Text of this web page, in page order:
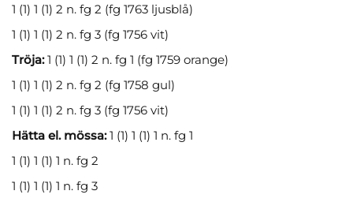
1 (1) 1 (1) 2 n. fg 2 (fg 1763 ljusblå)
1 (1) 1 (1) 2 n. fg 3 (fg 1756 vit)
Tröja:1 (1) 1 (1) 2 n. fg 1 (fg 1759 orange)
1 (1) 1 (1) 2 n. fg 2 (fg 1758 gul)
1 (1) 1 (1) 2 n. fg 3 (fg 1756 vit)
Hätta el. mössa:1 (1) 1 (1) 1 n. fg 1
1 (1) 1 (1) 1 n. fg 2
1 (1) 1 (1) 1 n. fg 3